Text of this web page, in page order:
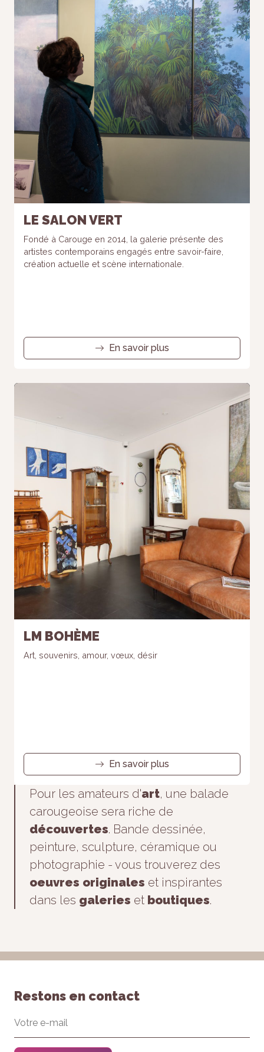
LE SALON VERT
Fondé à Carouge en 2014, la galerie présente des
artistes contemporains engagés entre savoir-faire,
création actuelle et scène internationale.
En savoir plus
LM BOHÈME
Art, souvenirs, amour, vœux, désir
En savoir plus
Pour les amateurs d'art, une balade
carougeoise sera riche de
découvertes. Bande dessinée,
peinture, sculpture, céramique ou
photographie - vous trouverez des
oeuvres originales et inspirantes
dans les galeries et boutiques.
Restons en contact